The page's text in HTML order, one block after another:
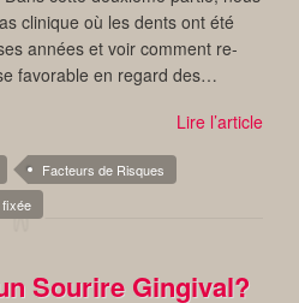
clinique où les dents ont été
années et voir comment re-
favorable en regard des…
Lire l’article
Facteurs de Risques
Sourire Gingival?